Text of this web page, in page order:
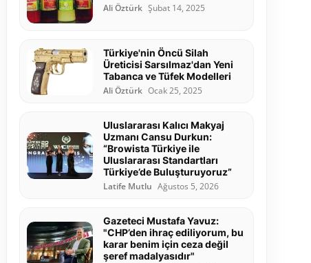
Ali Öztürk Şubat 14, 2025
Türkiye'nin Öncü Silah
Üreticisi Sarsılmaz'dan Yeni
Tabanca ve Tüfek Modelleri
Ali Öztürk Ocak 25, 2025
Uluslararası Kalıcı Makyaj
Uzmanı Cansu Durkun:
“Browista Türkiye ile
Uluslararası Standartları
Türkiye’de Buluşturuyoruz”
Latife Mutlu Ağustos 5, 2026
Gazeteci Mustafa Yavuz:
"CHP’den ihraç ediliyorum, bu
karar benim için ceza değil
şeref madalyasıdır"